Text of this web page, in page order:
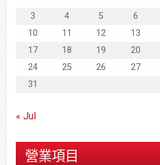
3
4 5 6
10
11 12 13
17
18 19 20
24
25 26 27
31
« Jul
營業項目